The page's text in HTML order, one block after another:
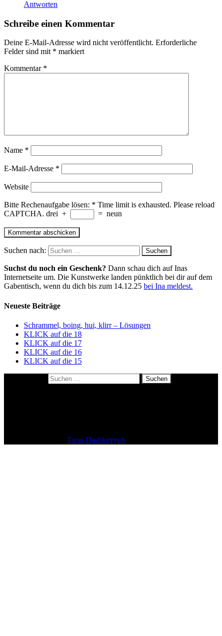
Antworten
Schreibe einen Kommentar
Deine E-Mail-Adresse wird nicht veröffentlicht. Erforderliche
Felder sind mit * markiert
Kommentar *
Name *
E-Mail-Adresse *
Website
Bitte Rechenaufgabe lösen: * Time limit is exhausted. Please reload
CAPTCHA. drei + = neun
Suchen nach:
Suchst du noch ein Geschenk? Dann schau dich auf Inas
Internetseite um. Die Kunstwerke landen pünktlich bei dir auf dem
Gabentisch, wenn du dich bis zum 14.12.25 bei Ina meldest.
Neueste Beiträge
Schrammel, boing, hui, klirr – Lösungen
KLICK auf die 18
KLICK auf die 17
KLICK auf die 16
KLICK auf die 15
Taras Dashkevych